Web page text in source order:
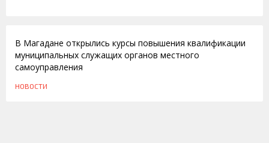
В Магадане открылись курсы повышения квалификации
муниципальных служащих органов местного
самоуправления
НОВОСТИ